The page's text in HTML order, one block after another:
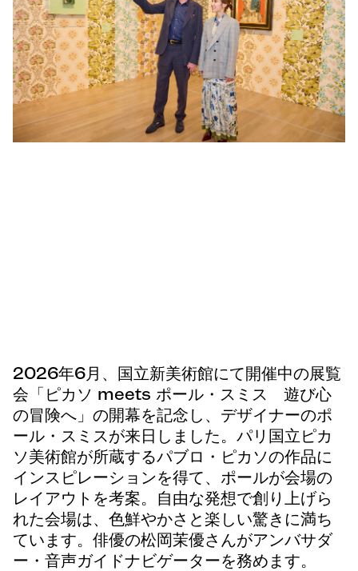
2026年6月、国立新美術館にて開催中の展覧
会「ピカソ meets ポール・スミス 遊び心
の冒険へ」の開幕を記念し、デザイナーのポ
ール・スミスが来日しました。パリ国立ピカ
ソ美術館が所蔵するパブロ・ピカソの作品に
インスピレーションを得て、ポールが会場の
レイアウトを考案。自由な発想で創り上げら
れた会場は、色鮮やかさと楽しい驚きに満ち
ています。俳優の松岡茉優さんがアンバサダ
ー・音声ガイドナビゲーターを務めます。